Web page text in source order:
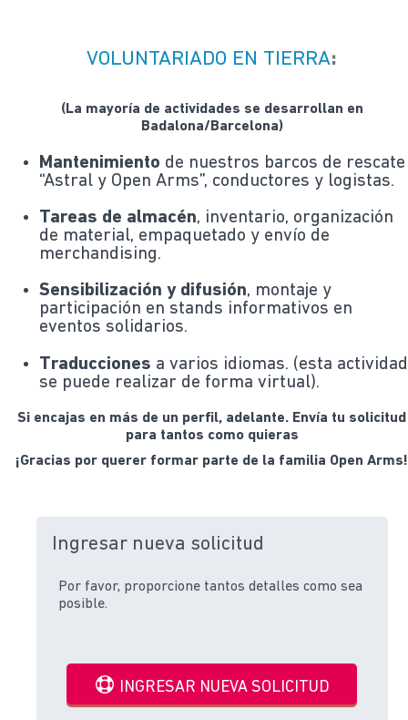
VOLUNTARIADO EN TIERRA:
(La mayoría de actividades se desarrollan en
Badalona/Barcelona)
Mantenimiento de nuestros barcos de rescate
“Astral y Open Arms”, conductores y logistas.
Tareas de almacén, inventario, organización
de material, empaquetado y envío de
merchandising.
Sensibilización y difusión, montaje y
participación en stands informativos en
eventos solidarios.
Traducciones a varios idiomas. (esta actividad
se puede realizar de forma virtual).
Si encajas en más de un perfil, adelante. Envía tu solicitud
para tantos como quieras
¡Gracias por querer formar parte de la familia Open Arms!
Ingresar nueva solicitud
Por favor, proporcione tantos detalles como sea
posible.
INGRESAR NUEVA SOLICITUD